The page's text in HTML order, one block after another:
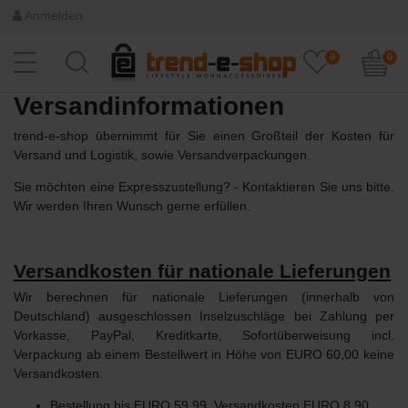
0 0
Versandinformationen
trend-e-shop übernimmt für Sie einen Großteil der Kosten für
Versand und Logistik, sowie Versandverpackungen.
Sie möchten eine Expresszustellung? - Kontaktieren Sie uns bitte.
Wir werden Ihren Wunsch gerne erfüllen.
Versandkosten für nationale Lieferungen
Wir berechnen für nationale Lieferungen (innerhalb von
Deutschland) ausgeschlossen Inselzuschläge bei Zahlung per
Vorkasse, PayPal, Kreditkarte, Sofortüberweisung incl.
Verpackung ab einem Bestellwert in Höhe von EURO 60,00 keine
Versandkosten.